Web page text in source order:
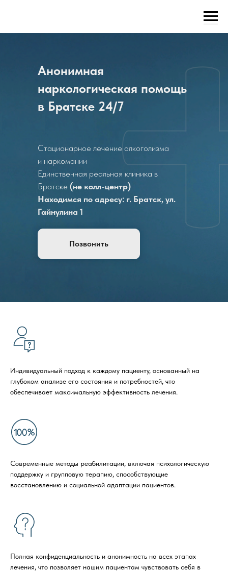
Анонимная
наркологическая помощь
в Братске 24/7
Стационарное лечение алкоголизма
и наркомании
Единственная реальная клиника в
Братске (не колл-центр)
Находимся по адресу: г. Братск, ул.
Гайнулина 1
Позвонить
Индивидуальный подход к каждому пациенту, основанный на
глубоком анализе его состояния и потребностей, что
обеспечивает максимальную эффективность лечения.
Современные методы реабилитации, включая психологическую
поддержку и групповую терапию, способствующие
восстановлению и социальной адаптации пациентов.
Полная конфиденциальность и анонимность на всех этапах
лечения, что позволяет нашим пациентам чувствовать себя в